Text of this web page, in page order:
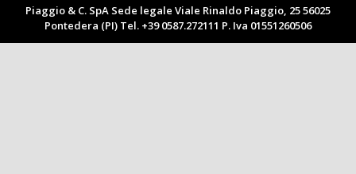
Piaggio & C. SpA Sede legale Viale Rinaldo Piaggio, 25 56025
Pontedera (PI) Tel. +39 0587.272111 P. Iva 01551260506